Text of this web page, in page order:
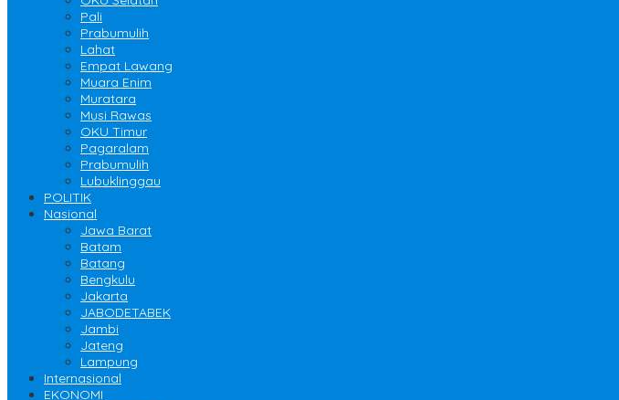
Pali
Prabumulih
Lahat
Empat Lawang
Muara Enim
Muratara
Musi Rawas
OKU Timur
Pagaralam
Prabumulih
Lubuklinggau
POLITIK
Nasional
Jawa Barat
Batam
Batang
Bengkulu
Jakarta
JABODETABEK
Jambi
Jateng
Lampung
Internasional
EKONOMI